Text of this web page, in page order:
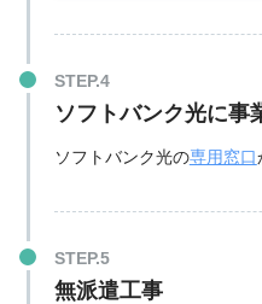
ドコ
公
OCN光
BIGLOBE光
ソフトバンク光に事
ソフトバンク光の専用窓口
無派遣工事